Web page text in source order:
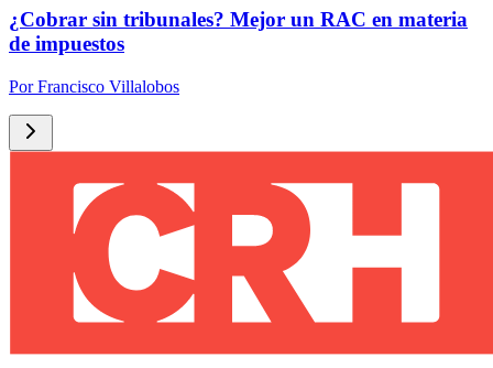
¿Cobrar sin tribunales? Mejor un RAC en materia
de impuestos
PorFrancisco Villalobos